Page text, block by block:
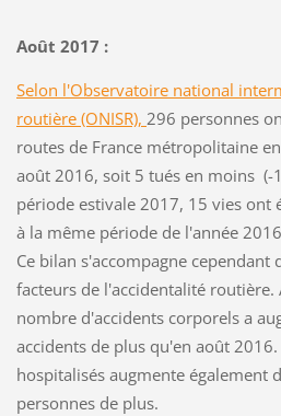
Août 2017 :
Selon l'Observatoire national
routière (ONISR), 296 personnes
routes de France métropolitaine
août 2016, soit 5 tués en moins (-
période estivale 2017, 15 vies ont
à la même période de l'année
Ce bilan s'accompagne cependant
facteurs de l'accidentalité
nombre d'accidents corporels a
accidents de plus qu'en août
hospitalisés augmente également
personnes de plus.